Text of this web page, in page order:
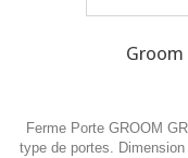
Groom
Ferme Porte GROOM
type de portes.